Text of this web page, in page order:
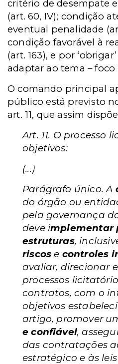
critério de desempate
(art. 60, IV); condição
eventual penalidade
condição favorável à
(art. 163), e por
adaptar ao tema – foco
O comando principal
público está previsto
art. 11, que assim
Art. 11. O processo
objetivos:
(...)
Parágrafo único. A
do órgão ou
pela governança
deve implementar
estruturas,
riscos e controles
avaliar, direcionar
processos
contratos, com o
objetivos
artigo, promover
e confiável,
das contratações
estratégico e às